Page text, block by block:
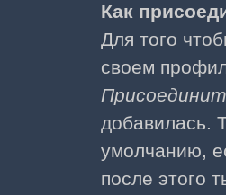
Как
Для того
своем
добавилась.
умолчанию,
после этого